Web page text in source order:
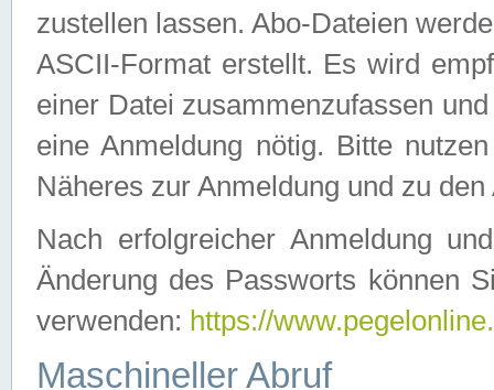
zustellen lassen. Abo-Dateien
ASCII-Format erstellt. Es wird
einer Datei zusammenzufassen
eine Anmeldung nötig. Bitte
Näheres zur Anmeldung und zu
Nach erfolgreicher Anmeldung
Änderung des Passworts können
verwenden: https://
Maschineller Abruf